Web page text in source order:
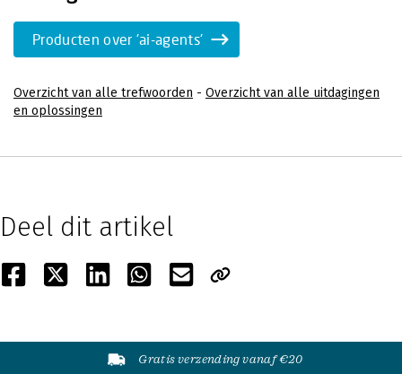
Producten over 'ai-agents'
Overzicht van alle trefwoorden - Overzicht van alle uitdagingen
en oplossingen
Deel dit artikel
Gratis verzending vanaf €20